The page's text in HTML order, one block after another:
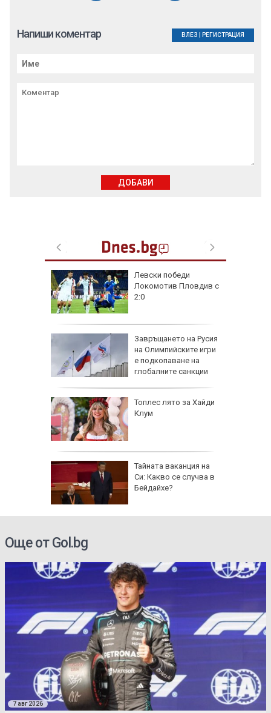
Левски победи
Локомотив Пловдив с
2:0
Завръщането на Русия
на Олимпийските игри
е подкопаване на
глобалните санкции
Топлес лято за Хайди
Клум
Тайната ваканция на
Си: Какво се случва в
Бейдайхе?
Напиши коментар ВЛЕЗ РЕГИСТРАЦИЯ
ДОБАВИ
Още от Gol.bg
7 авг 2026